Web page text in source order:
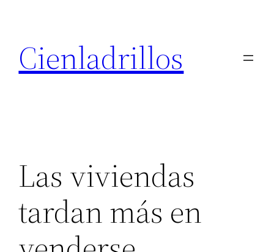
contenido
Cienladrillos
Las viviendas
tardan más en